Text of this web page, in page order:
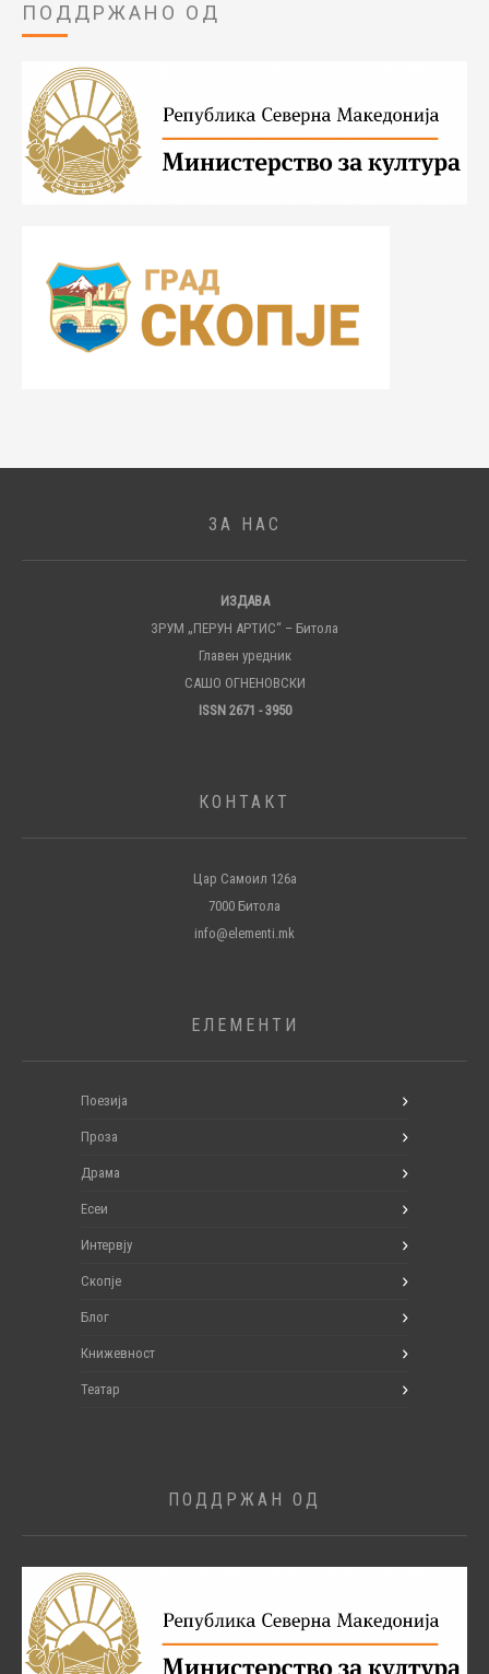
ПОДДРЖАНО ОД
ЗА НАС
ИЗДАВА
ЗРУМ „ПЕРУН АРТИС“ – Битола
Главен уредник
САШО ОГНЕНОВСКИ
ISSN 2671 - 3950
КОНТАКТ
Цар Самоил 126а
7000 Битола
info@elementi.mk
ЕЛЕМЕНТИ
Поезија
Проза
Драма
Есеи
Интервју
Скопје
Блог
Книжевност
Театар
ПОДДРЖАН ОД